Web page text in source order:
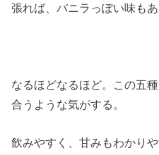
張れば、バニラっぽい味も
なるほどなるほど。この五
合うような気がする。
飲みやすく、甘みもわかり